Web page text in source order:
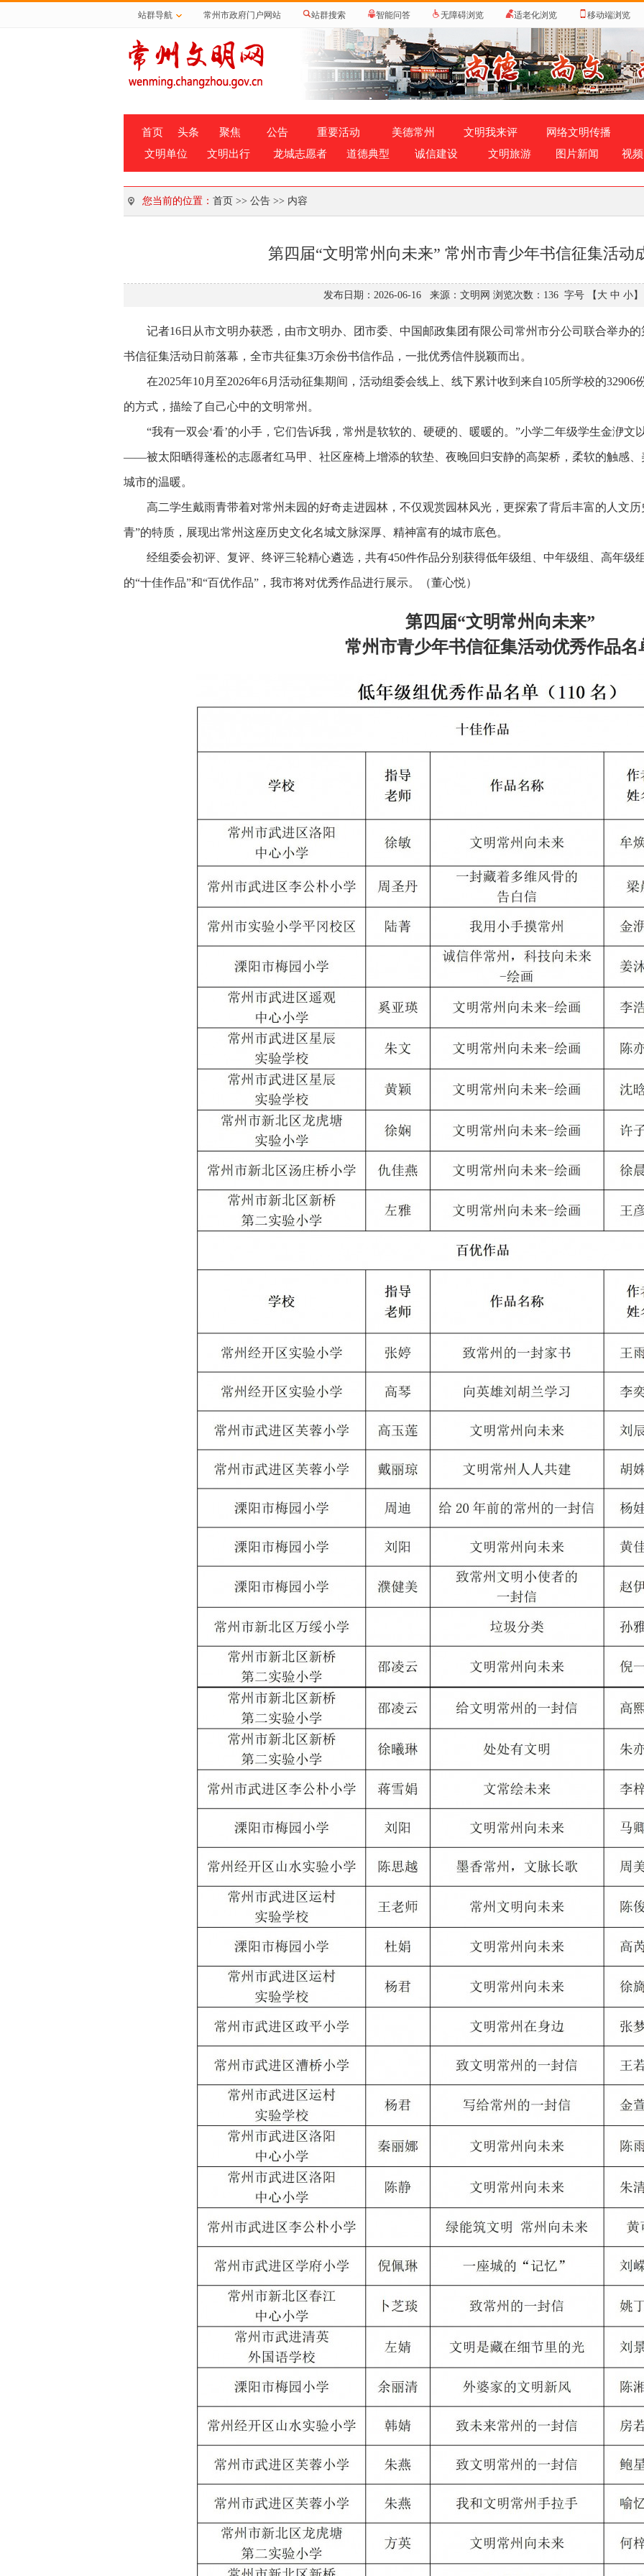
站群导航 常州市政府门户网站 站群搜索 智能问答 无障碍浏览 适老化浏览 移动端浏览
首页 头条 聚焦 公告 重要活动 美德常州 文明我来评
网络文明传播
文明单位
文明出行 龙城志愿者 道德典型 诚信建设 文明旅游 图片新闻 视频
您当前的位置： 首页 >> 公告 >> 内容
第四届“文明常州向未来” 常州市青少年书信征集活动
发布日期：2026-06-16 来源：文明网 浏览次数： 136字号 【大 中 小】
记者16日从市文明办获悉，由市文明办、团市委、中国邮政集团有限公司常州市分公司联合举办
书信征集活动日前落幕，全市共征集3万余份书信作品，一批优秀信件脱颖而出。
在2025年10月至2026年6月活动征集期间，活动组委会线上、线下累计收到来自105所学校的
的方式，描绘了自己心中的文明常州。
“我有一双会‘看’的小手，它们告诉我，常州是软软的、硬硬的、暖暖的。”小学二年级学生金洢
——被太阳晒得蓬松的志愿者红马甲、社区座椅上增添的软垫、夜晚回归安静的高架桥，柔软的触感
城市的温暖。
高二学生戴雨青带着对常州未园的好奇走进园林，不仅观赏园林风光，更探索了背后丰富的人文
青”的特质，展现出常州这座历史文化名城文脉深厚、精神富有的城市底色。
经组委会初评、复评、终评三轮精心遴选，共有450件作品分别获得低年级组、中年级组、高年级
的“十佳作品”和“百优作品”，我市将对优秀作品进行展示。（董心悦）
第四届“文明常州向未来”
常州市青少年书信征集活动优秀作品名